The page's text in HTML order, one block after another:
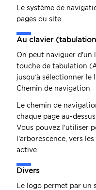
Le système de
pages du site.
Au clavier
On peut naviguer d’un
touche de tabulation
jusqu’à sélectionner le
Chemin de navigation
Le chemin de
chaque page au-
Vous pouvez l’utiliser
l’arborescence, vers
active.
Divers
Le logo permet par un